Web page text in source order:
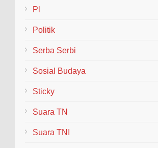
Pl
Politik
Serba Serbi
Sosial Budaya
Sticky
Suara TN
Suara TNI